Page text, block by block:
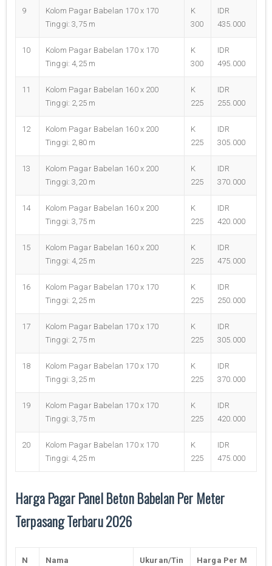
9
Kolom Pagar Babelan 170 x 170
Tinggi: 3,75 m
K
300
IDR
435.000
10
Kolom Pagar Babelan 170 x 170
Tinggi: 4,25 m
K
300
IDR
495.000
11
Kolom Pagar Babelan 160 x 200
Tinggi: 2,25 m
K
225
IDR
255.000
12
Kolom Pagar Babelan 160 x 200
Tinggi: 2,80 m
K
225
IDR
305.000
13
Kolom Pagar Babelan 160 x 200
Tinggi: 3,20 m
K
225
IDR
370.000
14
Kolom Pagar Babelan 160 x 200
Tinggi: 3,75 m
K
225
IDR
420.000
15
Kolom Pagar Babelan 160 x 200
Tinggi: 4,25 m
K
225
IDR
475.000
16
Kolom Pagar Babelan 170 x 170
Tinggi: 2,25 m
K
225
IDR
250.000
17
Kolom Pagar Babelan 170 x 170
Tinggi: 2,75 m
K
225
IDR
305.000
18
Kolom Pagar Babelan 170 x 170
Tinggi: 3,25 m
K
225
IDR
370.000
19
Kolom Pagar Babelan 170 x 170
Tinggi: 3,75 m
K
225
IDR
420.000
20
Kolom Pagar Babelan 170 x 170
Tinggi: 4,25 m
K
225
IDR
475.000
Harga Pagar Panel Beton Babelan Per Meter
Terpasang Terbaru 2026
N
Nama
Ukuran/Tin
Harga Per M